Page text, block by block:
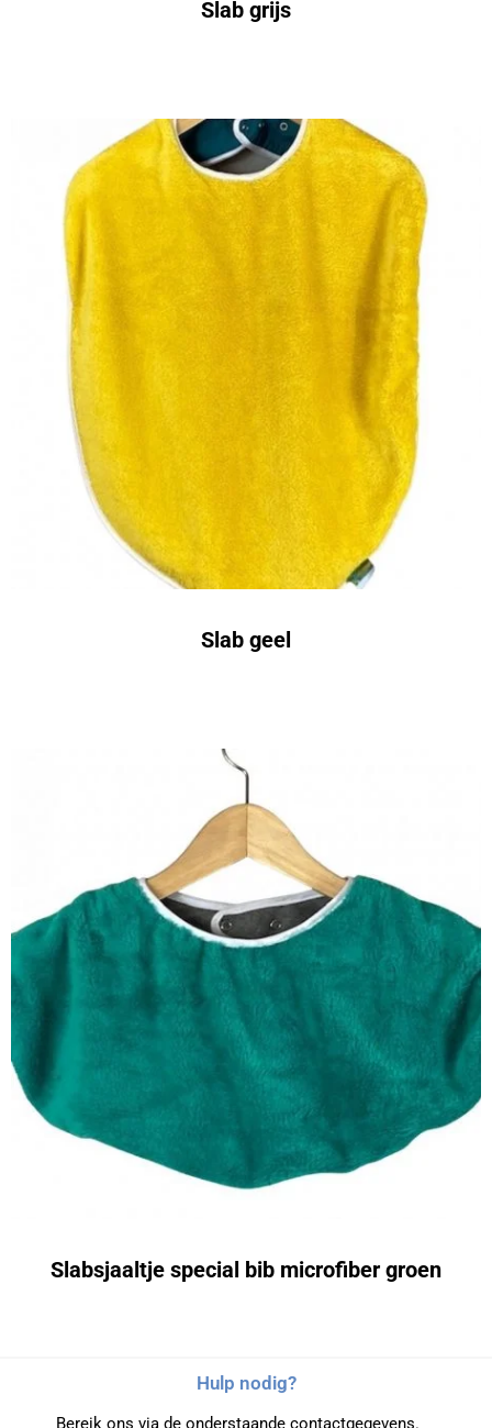
Slab grijs
Slab geel
Slabsjaaltje special bib microfiber groen
Hulp nodig?
Bereik ons via de onderstaande contactgegevens.